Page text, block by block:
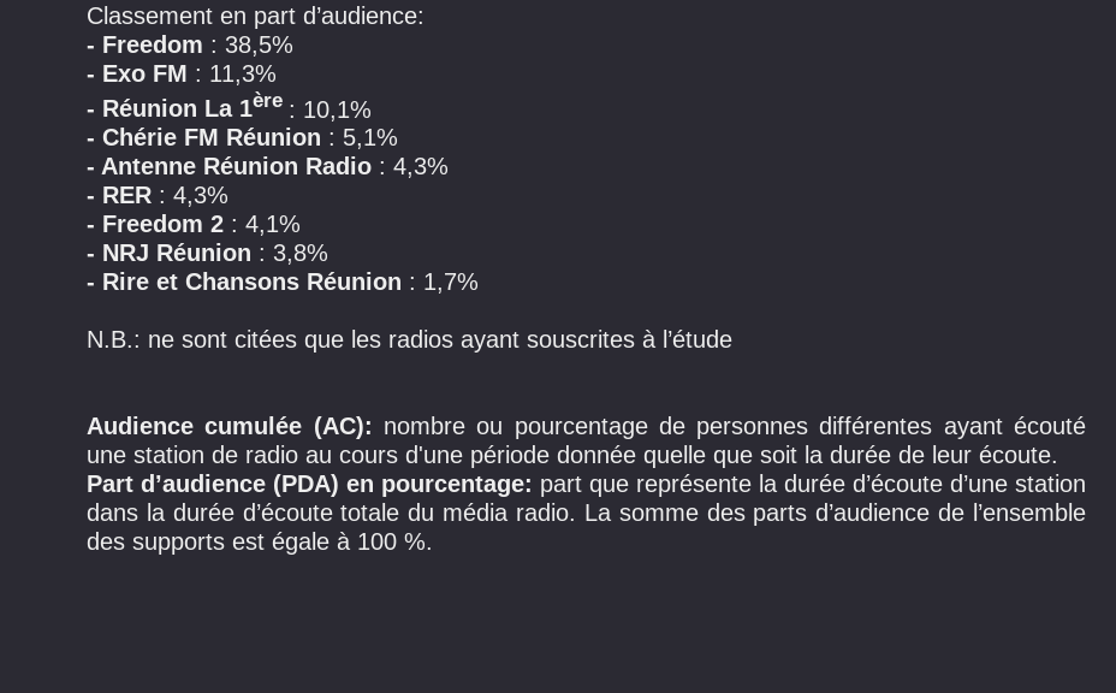
Classement en part d’audience:
- Freedom : 38,5%
- Exo FM : 11,3%
- Réunion La 1ère : 10,1%
- Chérie FM Réunion : 5,1%
- Antenne Réunion Radio : 4,3%
- RER : 4,3%
- Freedom 2 : 4,1%
- NRJ Réunion : 3,8%
- Rire et Chansons Réunion : 1,7%
N.B.: ne sont citées que les radios ayant souscrites à l’étude
Audience cumulée (AC): nombre ou pourcentage de personnes différentes ayant écouté
une station de radio au cours d'une période donnée quelle que soit la durée de leur écoute.
Part d’audience (PDA) en pourcentage: part que représente la durée d’écoute d’une station
dans la durée d’écoute totale du média radio. La somme des parts d’audience de l’ensemble
des supports est égale à 100 %.